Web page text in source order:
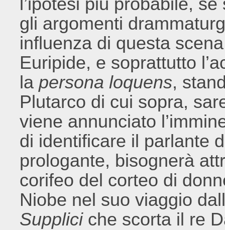
gli argomenti
influenza di questa
Euripide, e soprattutto
lapersona loquens,
Plutarco di cui sopra,
viene annunciato
di identificare il parlante
prologante, bisognerà
corifeo del corteo di
Niobe nel suo viaggio
Suppliciche scorta il re